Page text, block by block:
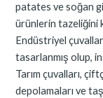
patates ve soğan
ürünlerin tazeliğini
Endüstriyel
tasarlanmış olup,
Tarım çuvalları,
depolamaları ve